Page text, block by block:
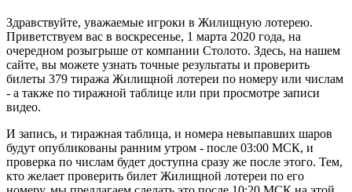
Здравствуйте, уважаемые игроки в Жилищную лотерею.
Приветствуем вас в воскресенье, 1 марта 2020 года, на
очередном розыгрыше от компании Столото. Здесь, на нашем
сайте, вы можете узнать точные результаты и проверить
билеты 379 тиража Жилищной лотереи по номеру или числам
- а также по тиражной таблице или при просмотре записи
видео.
И запись, и тиражная таблица, и номера невыпавших шаров
будут опубликованы ранним утром - после 03:00 МСК, и
проверка по числам будет доступна сразу же после этого. Тем,
кто желает проверить билет Жилищной лотереи по его